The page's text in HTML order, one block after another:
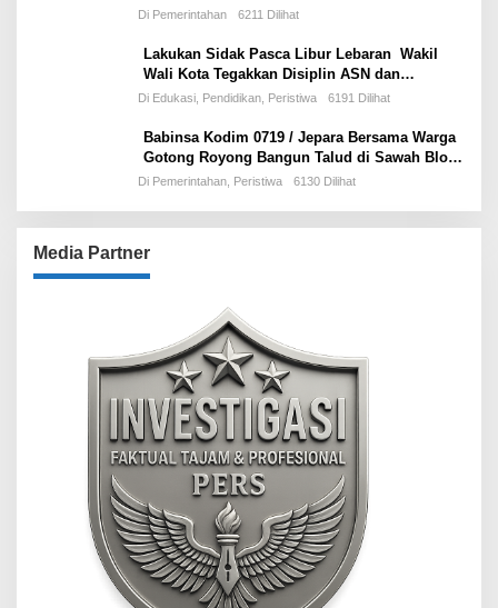
Ujian Perdana Wali Kota Effendi Edo
Di Pemerintahan 6211 Dilihat
Lakukan Sidak Pasca Libur Lebaran Wakil
Wali Kota Tegakkan Disiplin ASN dan
Pelayanan Publik
Di Edukasi, Pendidikan, Peristiwa 6191 Dilihat
Babinsa Kodim 0719 / Jepara Bersama Warga
Gotong Royong Bangun Talud di Sawah Blok
Benad, Desa Sidigede
Di Pemerintahan, Peristiwa 6130 Dilihat
Media Partner